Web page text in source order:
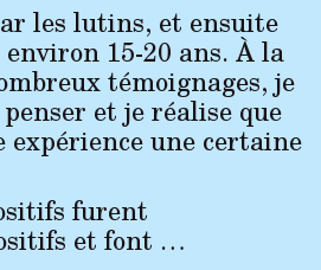
les lutins, et ensuite
15-20 ans. À la
témoignages, je
et je réalise que
expérience une certaine
furent
et font …